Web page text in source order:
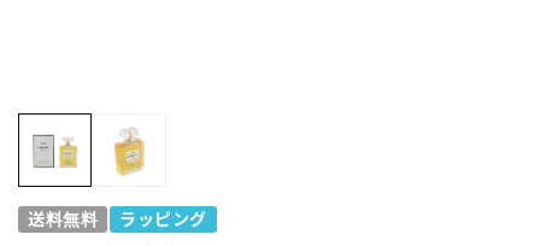
送料無料 ラッピング